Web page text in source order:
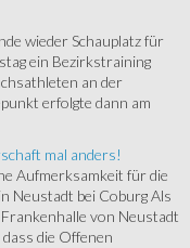
wieder Schauplatz für
ein Bezirkstraining
an der
erfolgte dann am
mal anders!
Aufmerksamkeit für die
Neustadt bei Coburg Als
von Neustadt
die Offenen